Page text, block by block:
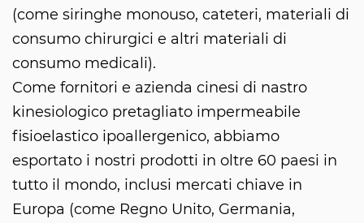
(come siringhe monouso, cateteri, materiali di
consumo chirurgici e altri materiali di
consumo medicali).
Come fornitori e azienda cinesi di nastro
kinesiologico pretagliato impermeabile
fisioelastico ipoallergenico, abbiamo
esportato i nostri prodotti in oltre 60 paesi in
tutto il mondo, inclusi mercati chiave in
Europa (come Regno Unito, Germania,